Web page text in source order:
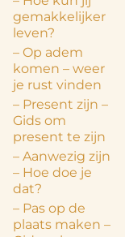
gemakkelijker
leven?
– Op adem
komen – weer
je rust vinden
– Present zijn –
Gids om
present te zijn
– Aanwezig zijn
– Hoe doe je
dat?
– Pas op de
plaats maken –